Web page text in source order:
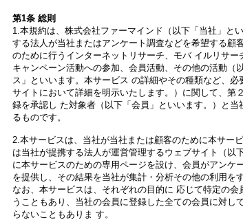
第1条 総則
1.本規約は、株式会社ファーマインド（以下「当社」と
する法人が当社またはアンケート調査などを希望する顧
のために行うインターネットリサーチ、モバ イルリサー
キャンペーン活動への参加、会員活動、その他の活動（
ス」といいます。本サービス の詳細やその種類など、
サイトにおいて詳細を明示いたします。）に関して、第
録を承認し た対象者（以下「会員」といいます。）と
るものです。
2.本サービスは、当社が当社または顧客のために本サー
は当社が提携する法人が運営管理するウェブサイト（以
に本サービスのための専用ページを設け、会員がアンケ
を提供し、その結果を当社が集計・分析その他の利用を
なお、本サービスは、それぞれの目的に 応じて特定の
うこともあり、当社の会員に登録した全ての会員に対し
らないこともありま す。